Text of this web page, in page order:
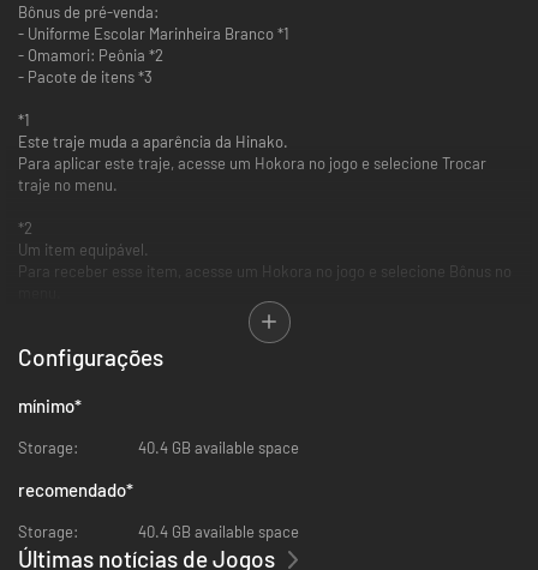
Bônus de pré-venda:
- Uniforme Escolar Marinheira Branco *1
- Omamori: Peônia *2
- Pacote de itens *3
*1
Este traje muda a aparência da Hinako.
Para aplicar este traje, acesse um Hokora no jogo e selecione Trocar
traje no menu.
*2
Um item equipável.
Para receber esse item, acesse um Hokora no jogo e selecione Bônus no
A opção Bônus será desbloqueada com base na progressão do jogo.
*3
Para receber esse item, acesse um Hokora no jogo e selecione Bônus no
A opção Bônus será desbloqueada com base na progressão do jogo.
- 1 Abura-age enrugado
- 1 Kit de primeiros socorros
Configurações
mínimo*
Storage: 40.4 GB available space
recomendado*
Storage: 40.4 GB available space
Últimas notícias de Jogos